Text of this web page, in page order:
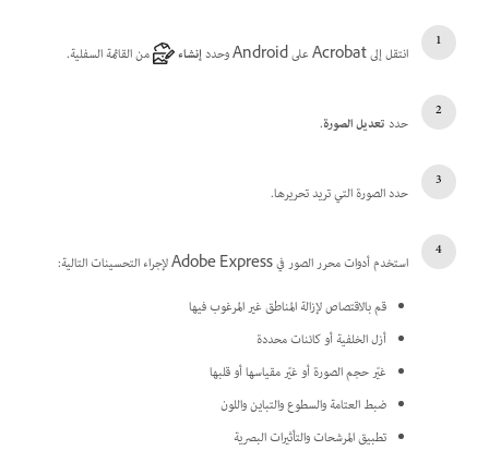
انتقل إلى Acrobat على Android وحدد إنشاء من القائمة السفلية.
حددتعديل الصورة.
حدد الصورة التي تريد تحريرها.
استخدم أدوات محرر الصور في Adobe Express لإجراء التحسينات التالية:
قم بالاقتصاص لإزالة المناطق غير المرغوب فيها
أزل الخلفية أو كائنات محددة
غيّر حجم الصورة أو غيّر مقياسها أو قلبها
ضبط العتامة والسطوع والتباين واللون
تطبيق المرشحات والتأثيرات البصرية